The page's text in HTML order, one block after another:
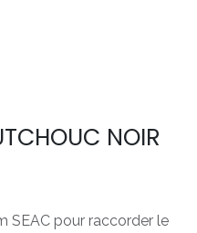
NOIR
SEAC pour raccorder le